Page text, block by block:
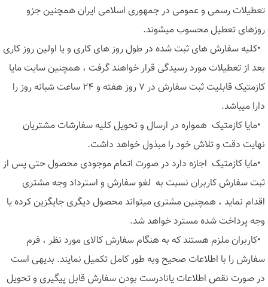
تعطیلات رسمی و عمومی در جمهوری اسلامی ایران همچنین جزو
روزهای تعطیل محسوب میشوند.
•کلیه سفارش های ثبت شده در طول روز های کاری و یا اولین روز کاری
بعد از تعطیلات مورد رسیدگی قرار خواهند گرفت ، همچنین سایت مایا
کازمتیک قابلیت ثبت سفارش در ۷ روز هفته و ۲۴ ساعت شبانه روز را
دارا میباشد.
•مایا کازمتیک همواره در ارسال و تحویل کلیه سفارشات مشتریان
نهایت دقت و تلاش خود را مبذول خواهد داشت.
•مایا کازمتیک اجازه دارد در صورت اتمام موجودی محصول حتی پس از
ثبت سفارش کاربران نسبت به لغو سفارش و استرداد وجه مشتری
اقدام نماید ، همچنین مشتری میتواند محصول دیگری جایگزین کرده یا
وجه پرداخت شده مسترد خواهد شد.
•کاربران ملزم هستند که به هنگام سفارش کالای مورد نظر ، فرم
سفارش را با اطلاعات صحیح وبه طور کامل تکمیل نمایند. بدیهی است
در صورت نقص اطلاعات یانادرست بودن سفارش قابل پیگیری و تحویل